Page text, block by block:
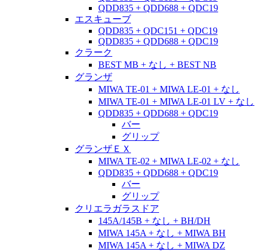
QDD835 + QDD688 + QDC19
エスキューブ
QDD835 + QDC151 + QDC19
QDD835 + QDD688 + QDC19
クラーク
BEST MB + なし + BEST NB
グランザ
MIWA TE-01 + MIWA LE-01 + なし
MIWA TE-01 + MIWA LE-01 LV + なし
QDD835 + QDD688 + QDC19
バー
グリップ
グランザＥＸ
MIWA TE-02 + MIWA LE-02 + なし
QDD835 + QDD688 + QDC19
バー
グリップ
クリエラガラスドア
145A/145B + なし + BH/DH
MIWA 145A + なし + MIWA BH
MIWA 145A + なし + MIWA DZ